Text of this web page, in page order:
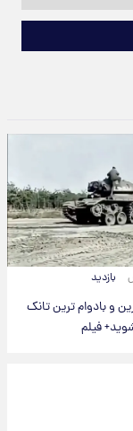
بازدید
و بادوام ترین تانک
فیلم